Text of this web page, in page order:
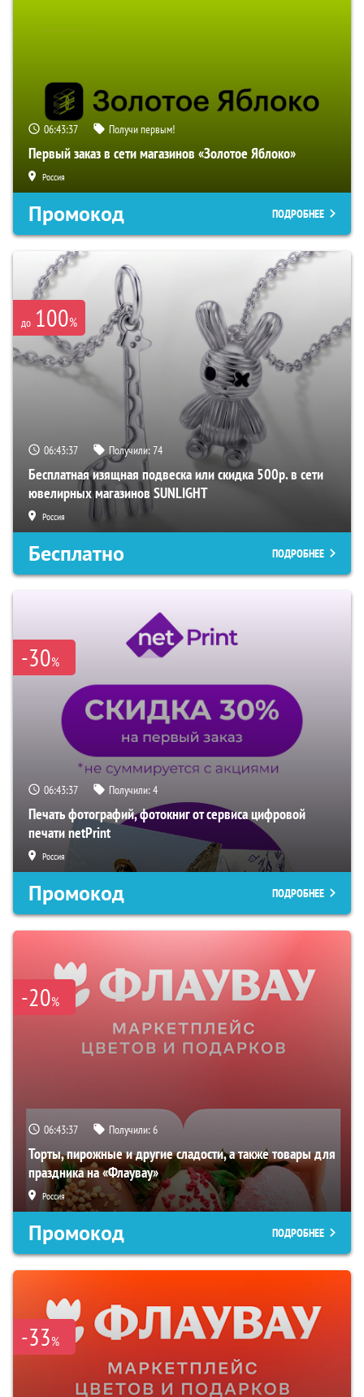
06:43:36 Получи первым!
Первый заказ в сети магазинов «Золотое Яблоко»
Россия
Промокод ПОДРОБНЕЕ
до 100%
06:43:36 Получили:74
Бесплатная изящная подвеска или скидка 500р. в сети
ювелирных магазинов SUNLIGHT
Россия
Бесплатно ПОДРОБНЕЕ
-30%
06:43:36 Получили:4
Печать фотографий, фотокниг от сервиса цифровой
печати netPrint
Россия
Промокод ПОДРОБНЕЕ
-20%
06:43:36 Получили:6
Торты, пирожные и другие сладости, а также товары для
праздника на «Флаувау»
Россия
Промокод ПОДРОБНЕЕ
-33%